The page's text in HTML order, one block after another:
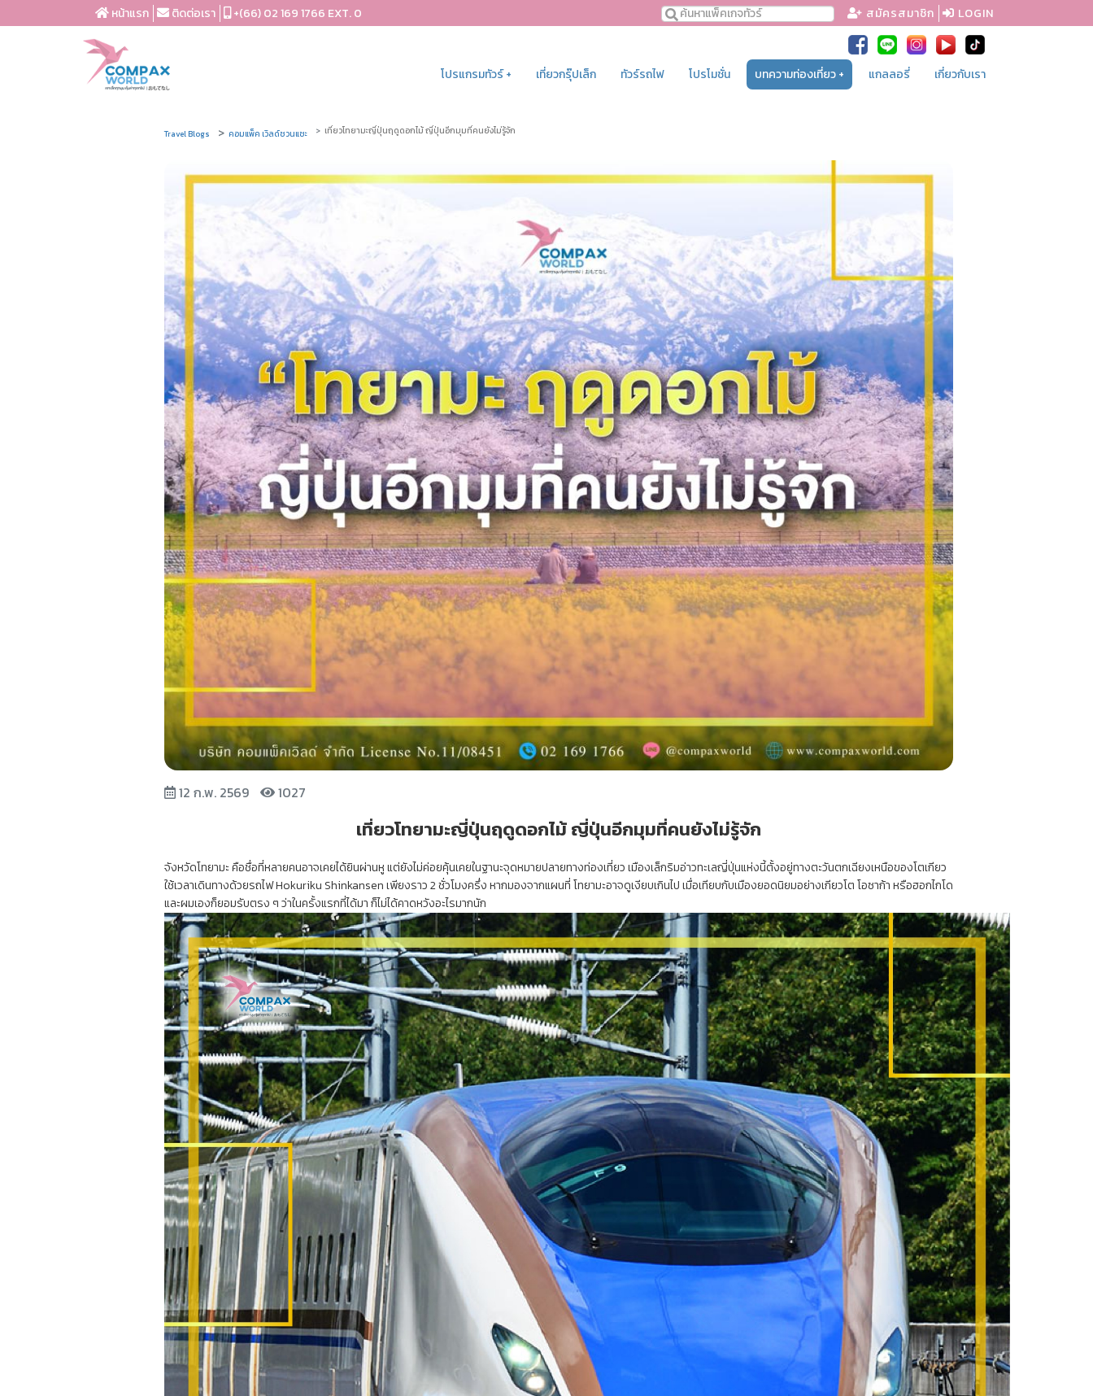
หน้าแรก ติดต่อเรา +(66) 02 169 1766 EXT. 0 สมัครสมาชิก LOGIN
โปรแกรมทัวร์ + เที่ยวกรุ๊ปเล็ก ทัวร์รถไฟ โปรโมชั่น บทความท่องเที่ยว + แกลลอรี่ เกี่ยวกับเรา
Travel Blogs คอมแพ็ค เวิลด์ชวนแชะ เที่ยวโทยามะญี่ปุ่นฤดูดอกไม้ ญี่ปุ่นอีกมุมที่คนยังไม่รู้จัก
12 ก.พ. 2569 1027
เที่ยวโทยามะญี่ปุ่นฤดูดอกไม้ ญี่ปุ่นอีกมุมที่คนยังไม่รู้จัก
จังหวัดโทยามะ คือชื่อที่หลายคนอาจเคยได้ยินผ่านหู แต่ยังไม่ค่อยคุ้นเคยในฐานะจุดหมายปลายทางท่องเที่ยว เมืองเล็กริมอ่าวทะเลญี่ปุ่นแห่งนี้ตั้งอยู่ทางตะวันตกเฉียงเหนือของโตเกียว
ใช้เวลาเดินทางด้วยรถไฟ Hokuriku Shinkansen เพียงราว 2 ชั่วโมงครึ่ง หากมองจากแผนที่ โทยามะอาจดูเงียบเกินไป เมื่อเทียบกับเมืองยอดนิยมอย่างเกียวโต โอซาก้า หรือฮอกไกโด
และผมเองก็ยอมรับตรง ๆ ว่าในครั้งแรกที่ได้มา ก็ไม่ได้คาดหวังอะไรมากนัก